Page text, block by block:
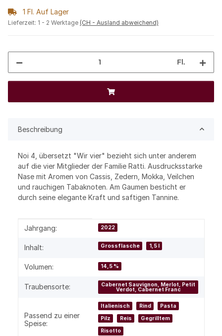
1 Fl. Auf Lager
Lieferzeit: 1 - 2 Werktage (CH - Ausland abweichend)
Fl.
Beschreibung
Noi 4, übersetzt "Wir vier" bezieht sich unter anderem
auf die vier Mitglieder der Familie Ratti. Ausdrucksstarke
Nase mit Aromen von Cassis, Zedern, Mokka, Veilchen
und rauchigen Tabaknoten. Am Gaumen besticht er
durch seine elegante Kraft und saftigen Tannine.
Produkteigenschaft
Wert
Jahrgang: 2022
Inhalt: Grossflasche 1,5 l
Volumen: 14,5 %
Traubensorte: Cabernet Sauvignon, Merlot, Petit
Verdot, Cabernet Franc
Passend zu einer
Speise:
Italienisch Rind
Pasta
Pilz
Reis
Gegrilltem
Risotto